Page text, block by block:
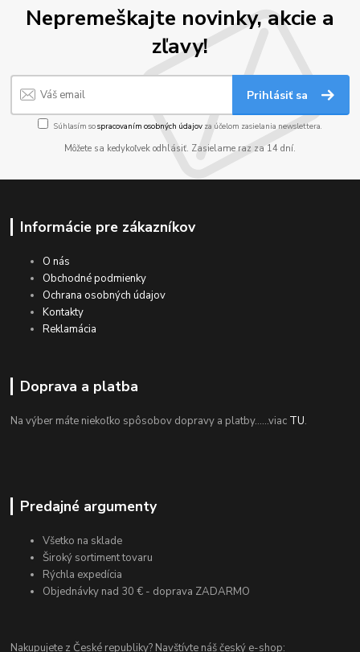
Nepremeškajte novinky, akcie a
zľavy!
Prihlásiť sa
Súhlasím sospracovaním osobných údajov za účelom zasielania newslettera.
Môžete sa kedykoľvek odhlásiť. Zasielame raz za 14 dní.
Informácie pre zákazníkov
O nás
Obchodné podmienky
Ochrana osobných údajov
Kontakty
Reklamácia
Doprava a platba
Na výber máte niekoľko spôsobov dopravy a platby......viac TU.
Predajné argumenty
Všetko na sklade
Široký sortiment tovaru
Rýchla expedícia
Objednávky nad 30 € - doprava ZADARMO
Nakupujete z České republiky? Navštívte náš český e-shop: